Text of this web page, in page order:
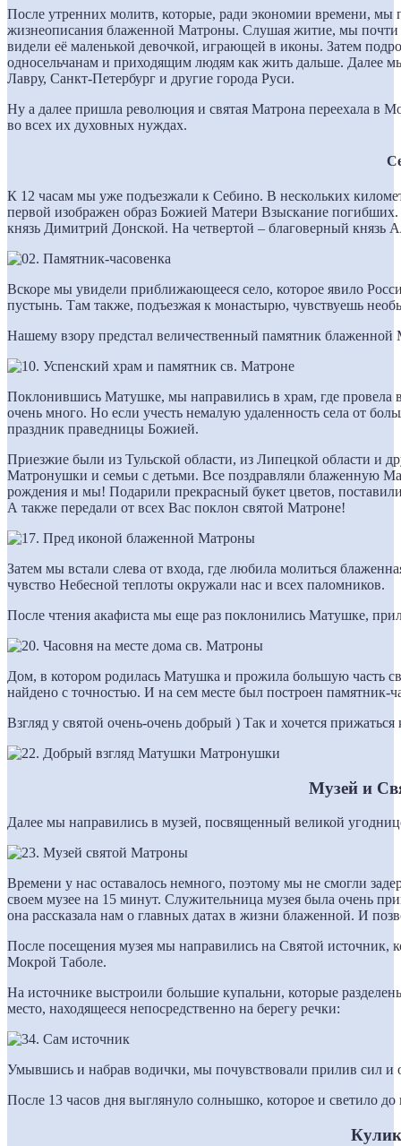
После утренних молитв, которые, ради экономии времени,
жизнеописания блаженной Матроны. Слушая житие, мы
видели её маленькой девочкой, играющей в иконы. Затем
односельчанам и приходящим людям как жить дальше. Далее
Лавру, Санкт-Петербург и другие города Руси.
Ну а далее пришла революция и святая Матрона переехала в
во всех их духовных нуждах.
К 12 часам мы уже подъезжали к Себино. В нескольких
первой изображен образ Божией Матери Взыскание
князь Димитрий Донской. На четвертой – благоверный князь
Вскоре мы увидели приближающееся село, которое явило
пустынь. Там также, подъезжая к монастырю, чувствуешь
Нашему взору предстал величественный памятник блаженной
Поклонившись Матушке, мы направились в храм, где провела
очень много. Но если учесть немалую удаленность села от
праздник праведницы Божией.
Приезжие были из Тульской области, из Липецкой области и
Матронушки и семьи с детьми. Все поздравляли блаженную
рождения и мы! Подарили прекрасный букет цветов,
А также передали от всех Вас поклон святой Матроне!
Затем мы встали слева от входа, где любила молиться
чувство Небесной теплоты окружали нас и всех паломников.
После чтения акафиста мы еще раз поклонились Матушке,
Дом, в котором родилась Матушка и прожила большую часть
найдено с точностью. И на сем месте был построен памятник-
Взгляд у святой очень-очень добрый ) Так и хочется
Музей и
Далее мы направились в музей, посвященный великой
Времени у нас оставалось немного, поэтому мы не смогли
своем музее на 15 минут. Служительница музея была очень
она рассказала нам о главных датах в жизни блаженной. И
После посещения музея мы направились на Святой источник,
Мокрой Таболе.
На источнике выстроили большие купальни, которые
место, находящееся непосредственно на берегу речки:
Умывшись и набрав водички, мы почувствовали прилив сил и
После 13 часов дня выглянуло солнышко, которое и светило до